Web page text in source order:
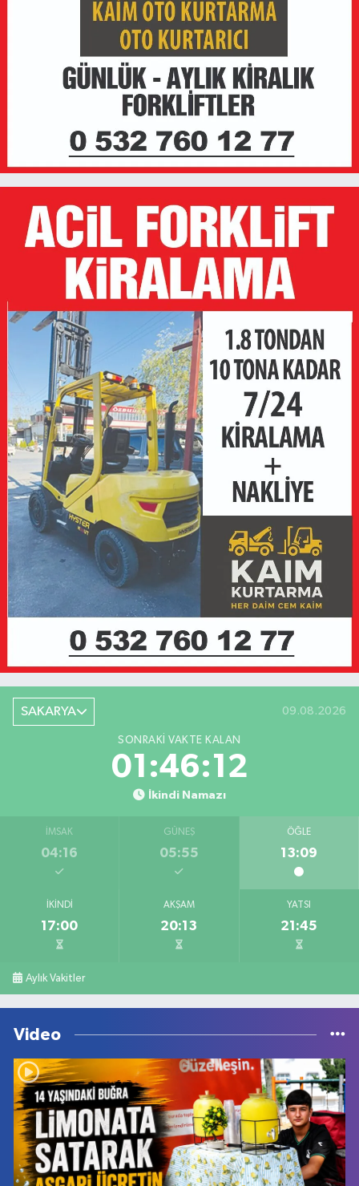
SAKARYA 09.08.2026
SONRAKI VAKTE KALAN
01:46:12
İkindi Namazı
İMSAK
04:16
GÜNEŞ
05:55
ÖĞLE
13:09
İKINDI
17:00
AKŞAM
20:13
YATSI
21:45
Aylık Vakitler
Video